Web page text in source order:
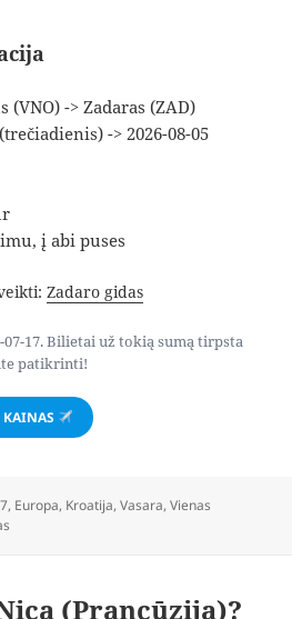
(VNO) -> Zadaras (ZAD)
-> 2026-08-05
į abi puses
Zadaro gidas
07-17. Bilietai už tokią sumą tirpsta
patikrinti!
, Europa, Kroatija,Vasara,Vienas
(Prancūzija)?